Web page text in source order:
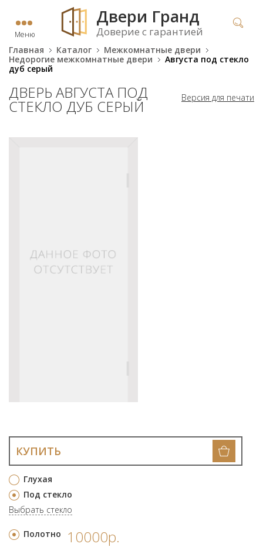
Меню
Двери Гранд
Доверие с гарантией
Главная Каталог
Межкомнатные двери
Недорогие межкомнатные двери
Августа под стекло
дуб серый
Версия для печати
ДВЕРЬ АВГУСТА ПОД
СТЕКЛО ДУБ СЕРЫЙ
Глухая
Под стекло
Выбрать стекло
КУПИТЬ
Полотно 10000р.